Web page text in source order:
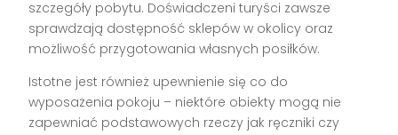
szczegóły pobytu. Doświadczeni turyści zawsze
sprawdzają dostępność sklepów w okolicy oraz
możliwość przygotowania własnych posiłków.
Istotne jest również upewnienie się co do
wyposażenia pokoju – niektóre obiekty mogą nie
zapewniać podstawowych rzeczy jak ręczniki czy